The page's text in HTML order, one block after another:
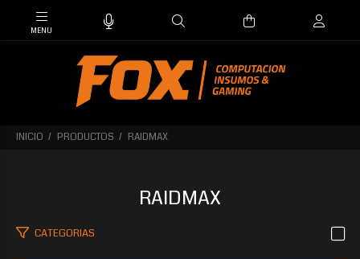
INICIO PRODUCTOS RAIDMAX
RAIDMAX
CATEGORIAS